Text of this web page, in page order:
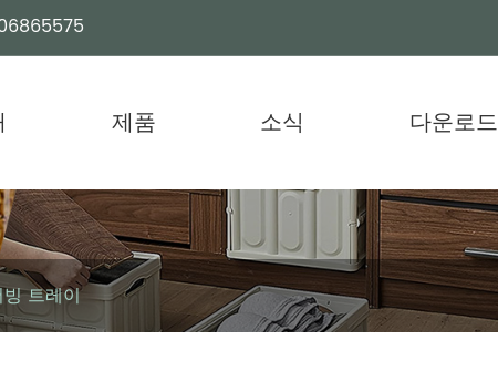
제품 소식 다운로드
트레이